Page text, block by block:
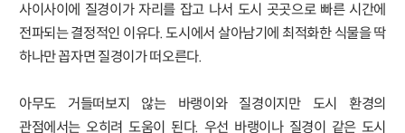
사이사이에 질경이가 자리를 잡고 나서 도시 곳곳으로 빠른 시간에
전파되는 결정적인 이유다. 도시에서 살아남기에 최적화한 식물을 딱
하나만 꼽자면 질경이가 떠오른다.
아무도 거들떠보지 않는 바랭이와 질경이지만 도시 환경의
관점에서는 오히려 도움이 된다. 우선 바랭이나 질경이 같은 도시